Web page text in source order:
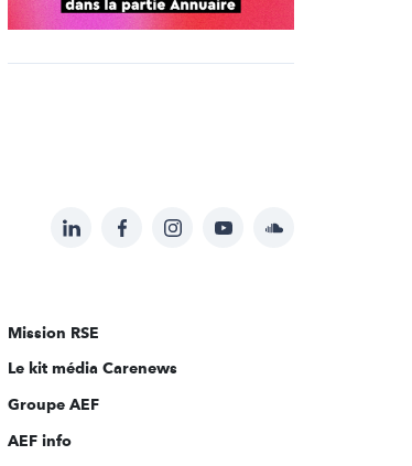
Suivez-
sur:
LinkedInFacebookInstagramYouTubeSoundcloud
Mission RSE
Le kit média Carenews
Groupe AEF
AEF info